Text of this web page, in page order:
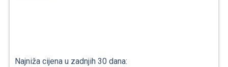
Najniža cijena u zadnjih 30 dana: